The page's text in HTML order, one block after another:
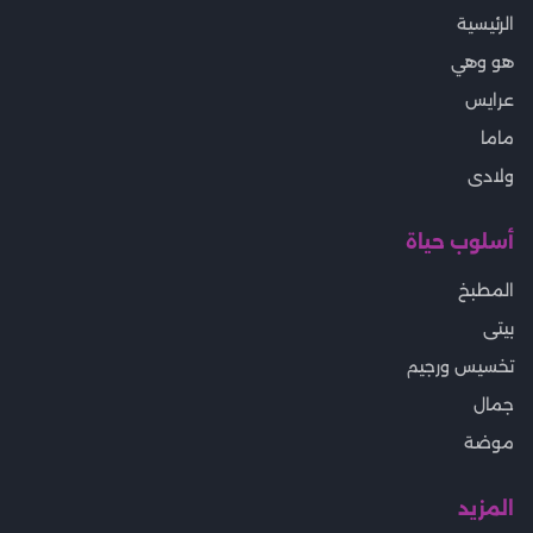
الرئيسية
هو وهي
عرايس
ماما
ولادى
أسلوب حياة
المطبخ
بيتى
تخسيس ورجيم
جمال
موضة
المزيد